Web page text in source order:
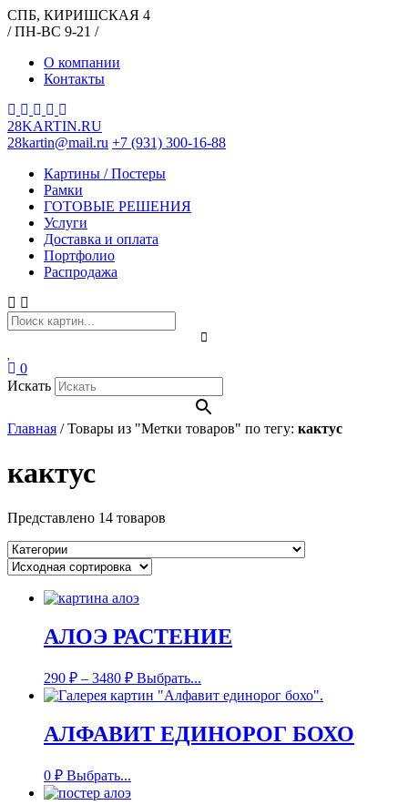
СПБ, КИРИШСКАЯ 4
/ ПН-ВС 9-21 /
О компании
Контакты
28KARTIN.RU
28kartin@mail.ru +7 (931) 300-16-88
Картины / Постеры
Рамки
ГОТОВЫЕ РЕШЕНИЯ
Услуги
Доставка и оплата
Портфолио
Распродажа
0
Искать
Главная /Товары из "Метки товаров" по тегу: кактус
кактус
Представлено 14 товаров
АЛОЭ РАСТЕНИЕ
290 ₽ – 3480 ₽ Выбрать...
АЛФАВИТ ЕДИНОРОГ БОХО
0 ₽ Выбрать...